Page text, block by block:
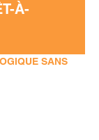
À-
SANS